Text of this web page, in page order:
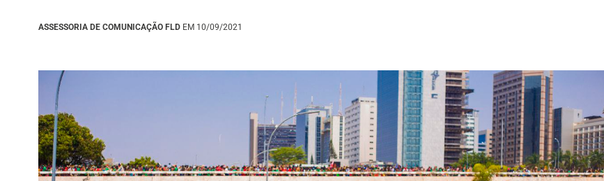
ASSESSORIA DE COMUNICAÇÃO FLD EM 10/09/2021